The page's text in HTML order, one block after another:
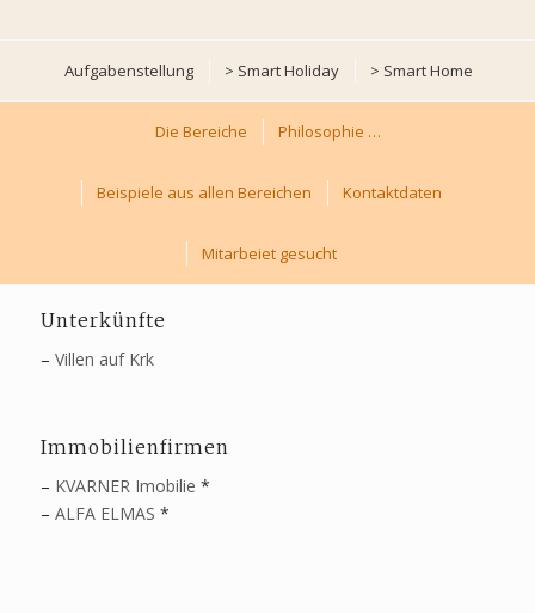
Aufgabenstellung > Smart Holiday > Smart Home
> Smart Business > Smart Event
Die Bereiche Philosophie …
Beispiele aus allen Bereichen Kontaktdaten
Mitarbeiet gesucht
Seiten die wir gerne empfehlen:
Unterkünfte
– Villen auf Krk
Immobilienfirmen
– KVARNER Imobilie *
– ALFA ELMAS *